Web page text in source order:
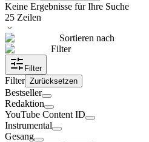
Keine Ergebnisse für Ihre Suche
25 Zeilen
Sortieren nach
Filter
Filter
Filter Zurücksetzen
Bestseller
Redaktion
YouTube Content ID
Instrumental
Gesang